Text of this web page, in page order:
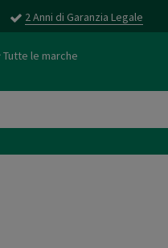
2 Anni di Garanzia Legale
Tutte le marche